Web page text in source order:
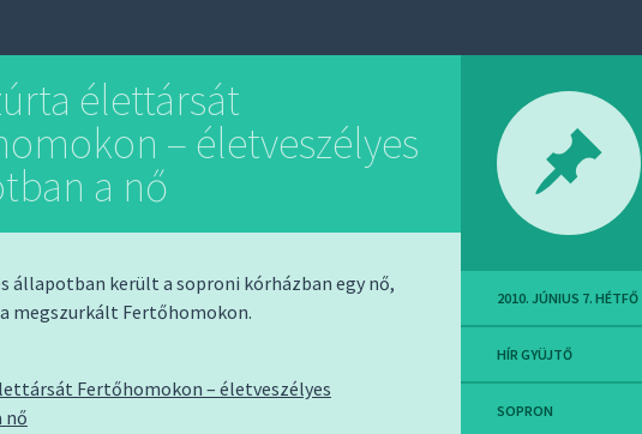
élettársát
– életveszélyes
a nő
állapotban került a soproni kórházban egy nő,
megszurkált Fertőhomokon.
Fertőhomokon – életveszélyes
nő
2010. JÚNIUS 7. HÉTFŐ
HÍR GYÜJTŐ
SOPRON